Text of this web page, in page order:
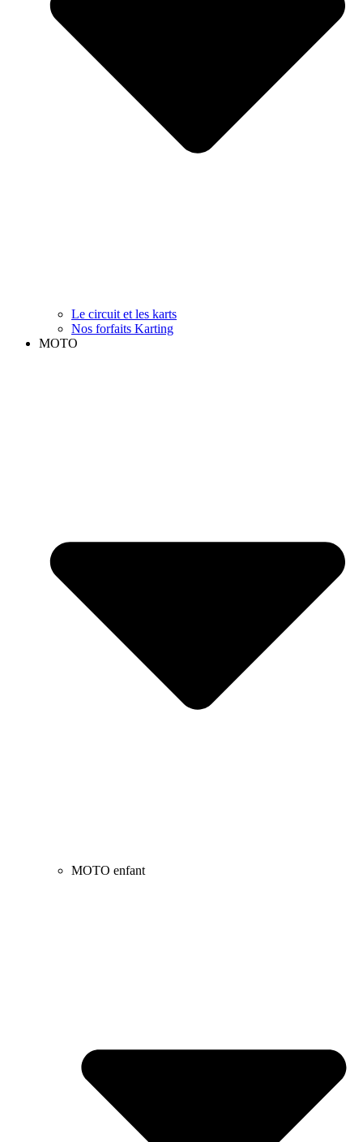
Le circuit et les karts
Nos forfaits Karting
MOTO
MOTO enfant